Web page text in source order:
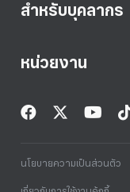
สำหรับบุคลากร
หน่วยงาน
นโยบายความเป็นส่วนตัว